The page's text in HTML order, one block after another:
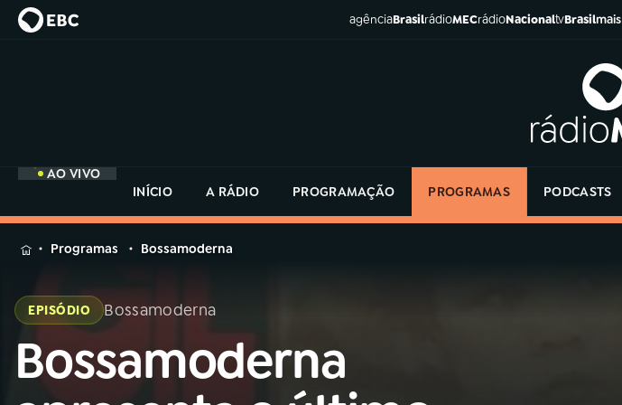
agênciaBrasilrádioMECrádioNacionaltvBrasilmais
AO VIVO
INÍCIO
A RÁDIO PROGRAMAÇÃO PROGRAMAS PODCASTS
MENU
Buscar
na
Rádio
AO VIVO
na
Rádio
Programas Bossamoderna
EPISÓDIO Bossamoderna
Bossamoderna